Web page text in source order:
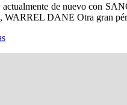
de nuevo con
WARREL DANE Otra gran